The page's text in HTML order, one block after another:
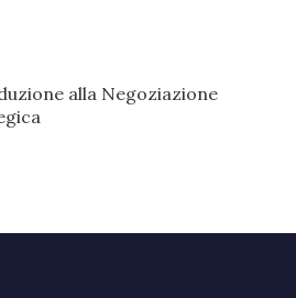
alla Negoziazione